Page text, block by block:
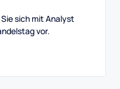
sich mit Analyst
vor.